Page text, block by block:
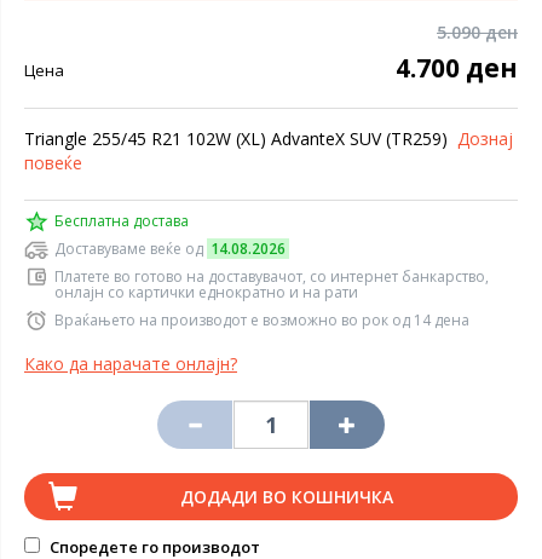
5.090 ден
Цена 4.700 ден
Triangle 255/45 R21 102W (XL) AdvanteX SUV (TR259) Дознај
повеќе
Бесплатна достава
Доставуваме веќе од 14.08.2026
Платете во готово на доставувачот, со интернет банкарство,
онлајн со картички еднократно и на рати
Враќањето на производот е возможно во рок од 14 дена
Како да нарачате онлајн?
ДОДАДИ ВО КОШНИЧКА
Споредете го производот